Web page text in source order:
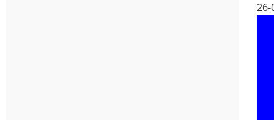
26-